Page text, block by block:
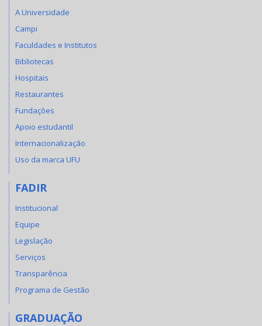
A Universidade
Campi
Faculdades e Institutos
Bibliotecas
Hospitais
Restaurantes
Fundações
Apoio estudantil
Internacionalização
Uso da marca UFU
FADIR
Institucional
Equipe
Legislação
Serviços
Transparência
Programa de Gestão
GRADUAÇÃO